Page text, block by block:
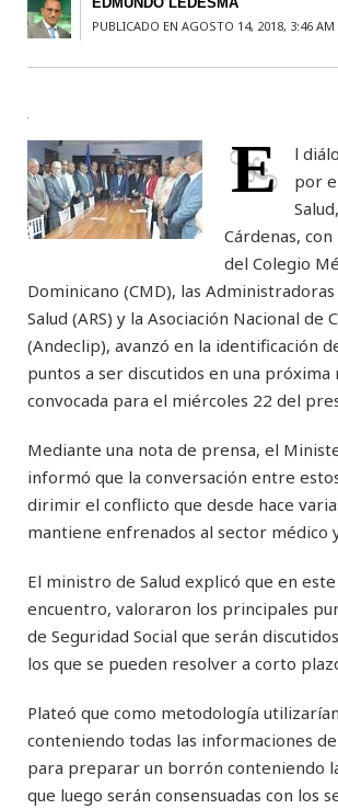
PUBLICADO EN AGOSTO 14, 2018, 3:46 AM
E
l
por
Cárdenas,
del Colegio
Dominicano (CMD), las Administradoras
Salud (ARS) y la Asociación Nacional de
(Andeclip), avanzó en la identificación
puntos a ser discutidos en una próxima
convocada para el miércoles 22 del
Mediante una nota de prensa, el
informó que la conversación entre
dirimir el conflicto que desde hace
mantiene enfrenados al sector médico y
El ministro de Salud explicó que en
encuentro, valoraron los principales
de Seguridad Social que serán
los que se pueden resolver a corto
Plateó que como metodología
conteniendo todas las informaciones
para preparar un borrón conteniendo
que luego serán consensuadas con los